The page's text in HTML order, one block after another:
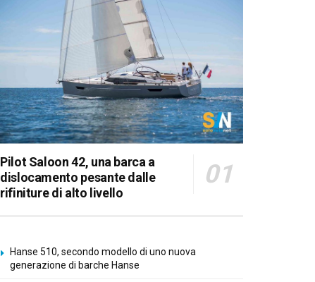
Pilot Saloon 42, una barca a
dislocamento pesante dalle
rifiniture di alto livello
Hanse 510, secondo modello di uno nuova
generazione di barche Hanse